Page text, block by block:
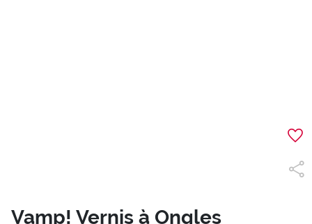
Vamp! Vernis à Ongles